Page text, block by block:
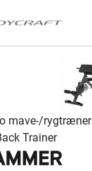
mave-/rygtræner
Trainer